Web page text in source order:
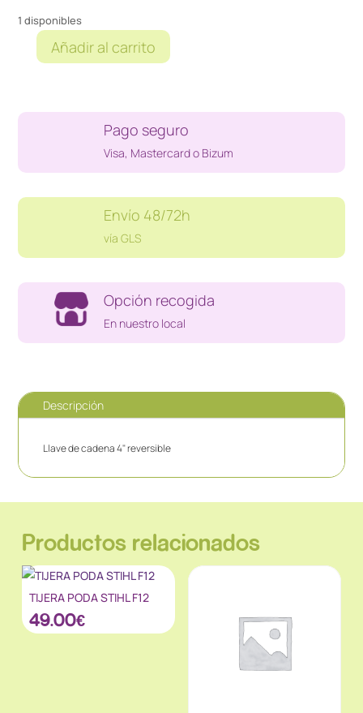
1 disponibles
LLAVE
REVERSIBLE
ROTHENBERGER
Añadir al carrito
Pago seguro
Visa, Mastercard o Bizum
Envío 48/72h
vía GLS
Opción recogida
En nuestro local
Descripción
Llave de cadena 4" reversible
Productos relacionados
TIJERA PODA STIHL F12
49.00€